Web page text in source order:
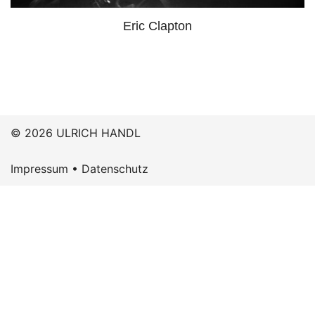
Eric Clapton
© 2026 ULRICH HANDL
Impressum • Datenschutz